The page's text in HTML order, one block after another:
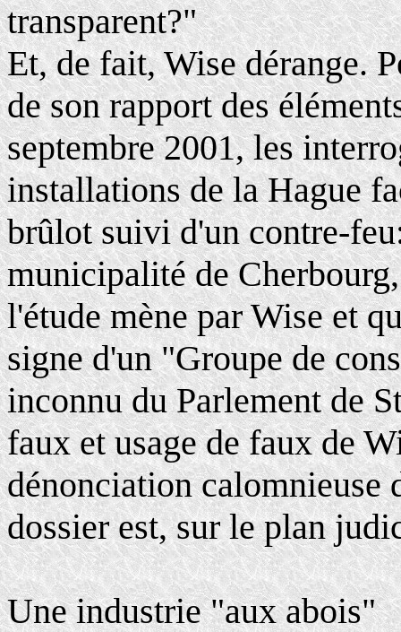
transparent?"
Et, de fait, Wise dérange.
de son rapport des
septembre 2001, les
installations de la Hague
brûlot suivi d'un contre-
municipalité de
l'étude mène par Wise et
signe d'un "Groupe de
inconnu du Parlement de
faux et usage de faux de
dénonciation calomnieuse
dossier est, sur le plan
Une industrie "aux abois"